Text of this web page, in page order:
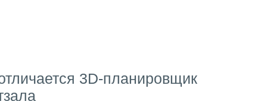
3D-планировщик